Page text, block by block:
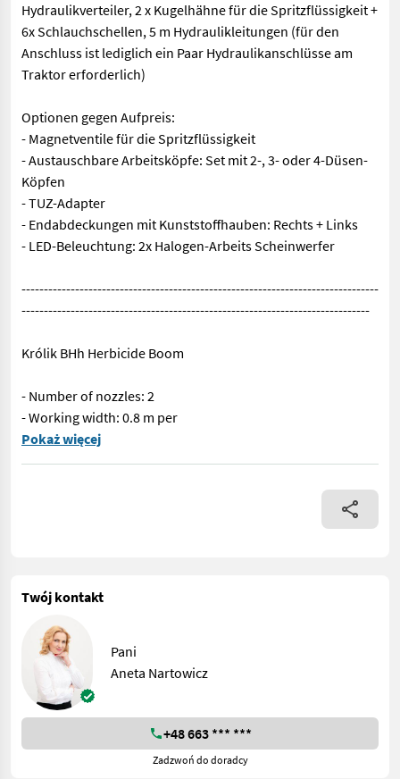
Hydraulikverteiler, 2 x Kugelhähne für die Spritzflüssigkeit +
6x Schlauchschellen, 5 m Hydraulikleitungen (für den
Anschluss ist lediglich ein Paar Hydraulikanschlüsse am
Traktor erforderlich)
Optionen gegen Aufpreis:
- Magnetventile für die Spritzflüssigkeit
- Austauschbare Arbeitsköpfe: Set mit 2-, 3- oder 4-Düsen-
Köpfen
- TUZ-Adapter
- Endabdeckungen mit Kunststoffhauben: Rechts + Links
- LED-Beleuchtung: 2x Halogen-Arbeits Scheinwerfer
--------------------------------------------------------------------------------
------------------------------------------------------------------------------
Królik BHh Herbicide Boom
- Number of nozzles: 2
- Working width: 0.8 m per
Królik Herbizidbalken BHh Technische Daten: - Anzahl der
Pokaż więcej
Twój kontakt
Pani
Aneta Nartowicz
+48 663 *** ***
Zadzwoń do doradcy